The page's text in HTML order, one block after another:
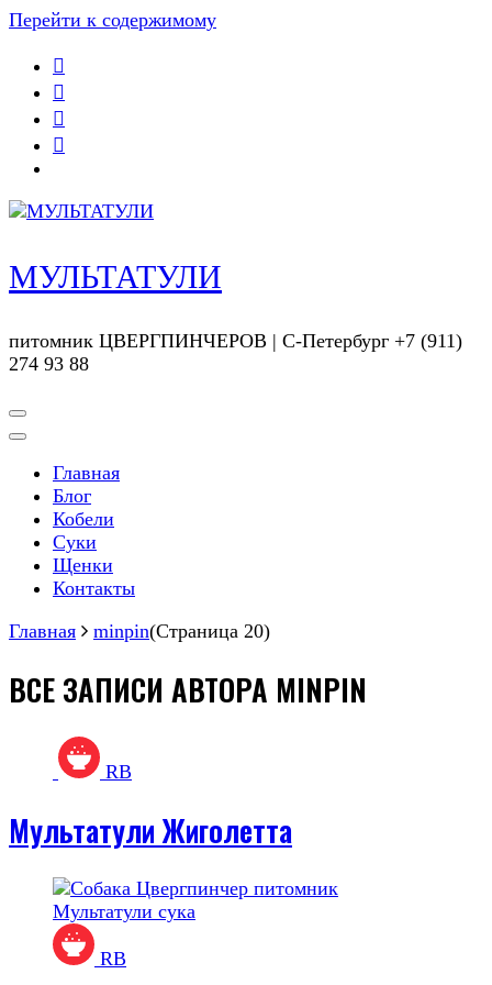
Перейти к содержимому
МУЛЬТАТУЛИ
питомник ЦВЕРГПИНЧЕРОВ | С-Петербург +7 (911)
274 93 88
Главная
Блог
Кобели
Суки
Щенки
Контакты
Главная
minpin(Страница 20)
ВСЕ ЗАПИСИ АВТОРА MINPIN
RB
Мультатули Жиголетта
RB